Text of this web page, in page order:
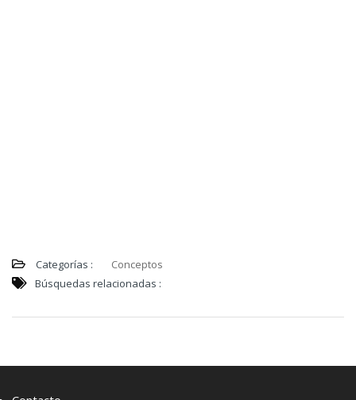
Categorías :
Conceptos
Búsquedas relacionadas :